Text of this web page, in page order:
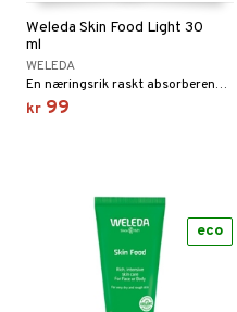
Weleda Skin Food Light 30
ml
WELEDA
En næringsrik raskt absorberende lett krem som gjenfukter umiddelbart ved applisering.
kr 99
eco